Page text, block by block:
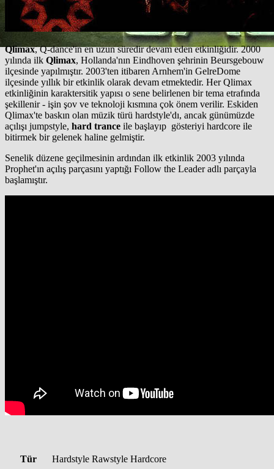
Qlimax, Q-dance'in en uzun süredir devam eden etkinliğidir. 2000
yılında ilk Qlimax, Hollanda'nın Eindhoven şehrinin Beursgebouw
ilçesinde yapılmıştır. 2003'ten itibaren Arnhem'in GelreDome
ilçesinde yıllık bir etkinlik olarak devam etmektedir. Her Qlimax
etkinliğinin karaktersitik yapısı o sene belirlenen bir tema etrafında
şekillenir - işin şov ve teknoloji kısmına çok önem verilir. Eskiden
Qlimax'te baskın olan müzik türü hardstyle'dı, ancak günümüzde
açılışı jumpstyle, hard trance ile başlayıp gösteriyi hardcore ile
bitirmek bir gelenek haline gelmiştir.
Senelik düzene geçilmesinin ardından ilk etkinlik 2003 yılında
Prophet'ın açılış parçasını yaptığı Follow the Leader adlı parçayla
başlamıştır.
Tür
Hardstyle Rawstyle Hardcore